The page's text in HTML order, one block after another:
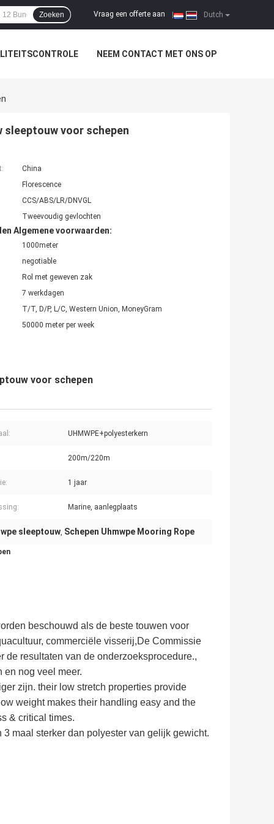
Dutch
Vraag een offerte aan
Zoeken
NEEM CONTACT MET ONS OP
voor schepen
China
Florescence
CCS/ABS/LR/DNVGL
Tweevoudig gevlochten
Algemene voorwaarden:
1000meter
negotiable
Rol met geweven zak
7 werkdagen
T/T, D/P, L/C, Western Union, MoneyGram
50000 meter per week
voor schepen
UHMWPE+polyesterkern
200m/220m
1 jaar
Marine, aanlegplaats
sleeptouw, Schepen Uhmwpe Mooring Rope
beschouwd als de beste touwen voor
commerciële visserij,De Commissie
de resultaten van de onderzoeksprocedure.,
nog veel meer.
zijn. their low stretch properties provide
weight makes their handling easy and the
& critical times.
maal sterker dan polyester van gelijk gewicht.